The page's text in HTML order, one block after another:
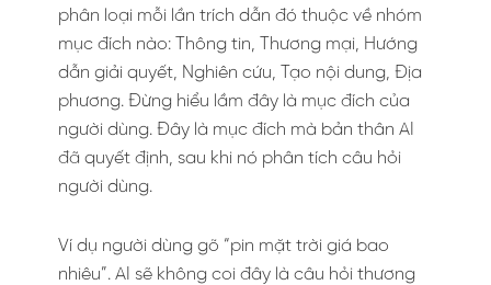
phân loại mỗi lần trích dẫn đó thuộc về nhóm
mục đích nào: Thông tin, Thương mại, Hướng
dẫn giải quyết, Nghiên cứu, Tạo nội dung, Địa
phương. Đừng hiểu lầm đây là mục đích của
người dùng. Đây là mục đích mà bản thân AI
đã quyết định, sau khi nó phân tích câu hỏi
người dùng.
Ví dụ người dùng gõ “pin mặt trời giá bao
nhiêu”. AI sẽ không coi đây là câu hỏi thương